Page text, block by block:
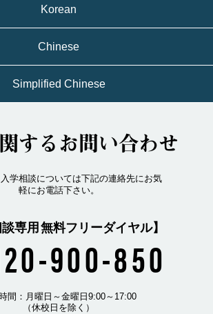
Korean
Chinese
Simplified Chinese
するお問い合わせ
学相談については下記の連絡先にお気
軽にお電話下さい。
900-850
談専用 無料フリーダイヤル】
間：月曜日～金曜日9:00～17:00
（休校日を除く）